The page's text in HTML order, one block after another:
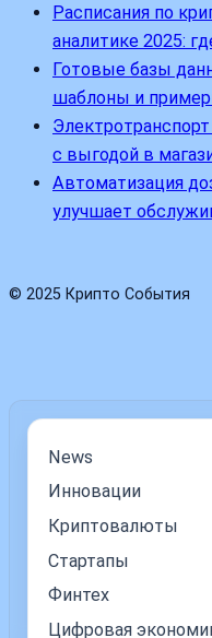
Расписания по
аналитике 2025:
Готовые базы
шаблоны и
с выгодой в
Автоматизация
улучшает
© 2025 Крипто События
News
Инновации
Криптовалюты
Стартапы
Финтех
Цифровая